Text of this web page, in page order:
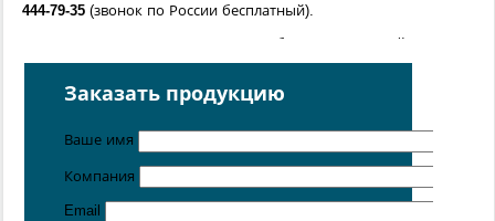
444-79-35 (звонок по России бесплатный).
Возможно изготовление железобетонных изделий
чертежам заказчика
Поставка осуществляется с производственных площадок,
Хабаровске,Ростове-на-Дону,Екатеринбурге,
Симферополе.
Цена от 5 руб. / кг
Заказать продукцию
Ваше имя
Компания
Email